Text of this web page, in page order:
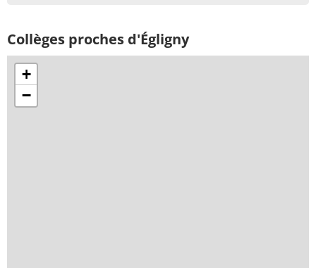
Collèges proches d'Égligny
+
−